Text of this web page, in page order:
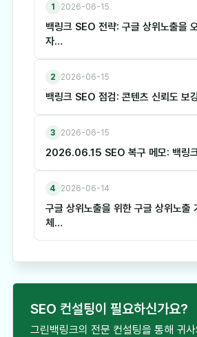
1 2026-06-15
백링크 SEO 전략: 구글 상위노출을
자…
2 2026-06-15
백링크 SEO 점검: 콘텐츠 신뢰도 보
3 2026-06-15
2026.06.15 SEO 복구 메모: 백링
4 2026-06-14
구글 상위노출을 위한 구글 상위노출
체…
SEO 컨설팅이 필요하신가요?
그린백링크의 전문 컨설팅을 통해 귀